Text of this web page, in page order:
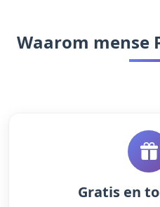
Waarom mense
Gratis en